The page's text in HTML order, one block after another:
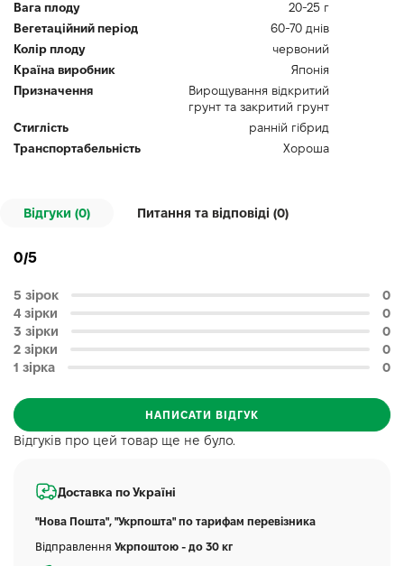
Вага плоду
20-25 г
Вегетаційний період
60-70 днів
Колір плоду
червоний
Країна виробник
Японія
Призначення
Вирощування відкритий
грунт та закритий грунт
Стиглість
ранній гібрид
Транспортабельність
Хороша
Відгуки (0) Питання та відповіді (0)
Відгуків про цей товар ще не було.
0/5
5 зірок
0
4 зірки
0
3 зірки
0
2 зірки
0
1 зірка
0
НАПИСАТИ ВІДГУК
Доставка по Україні
"Нова Пошта", "Укрпошта" по тарифам перевізника
Відправлення Укрпоштою - до 30 кг